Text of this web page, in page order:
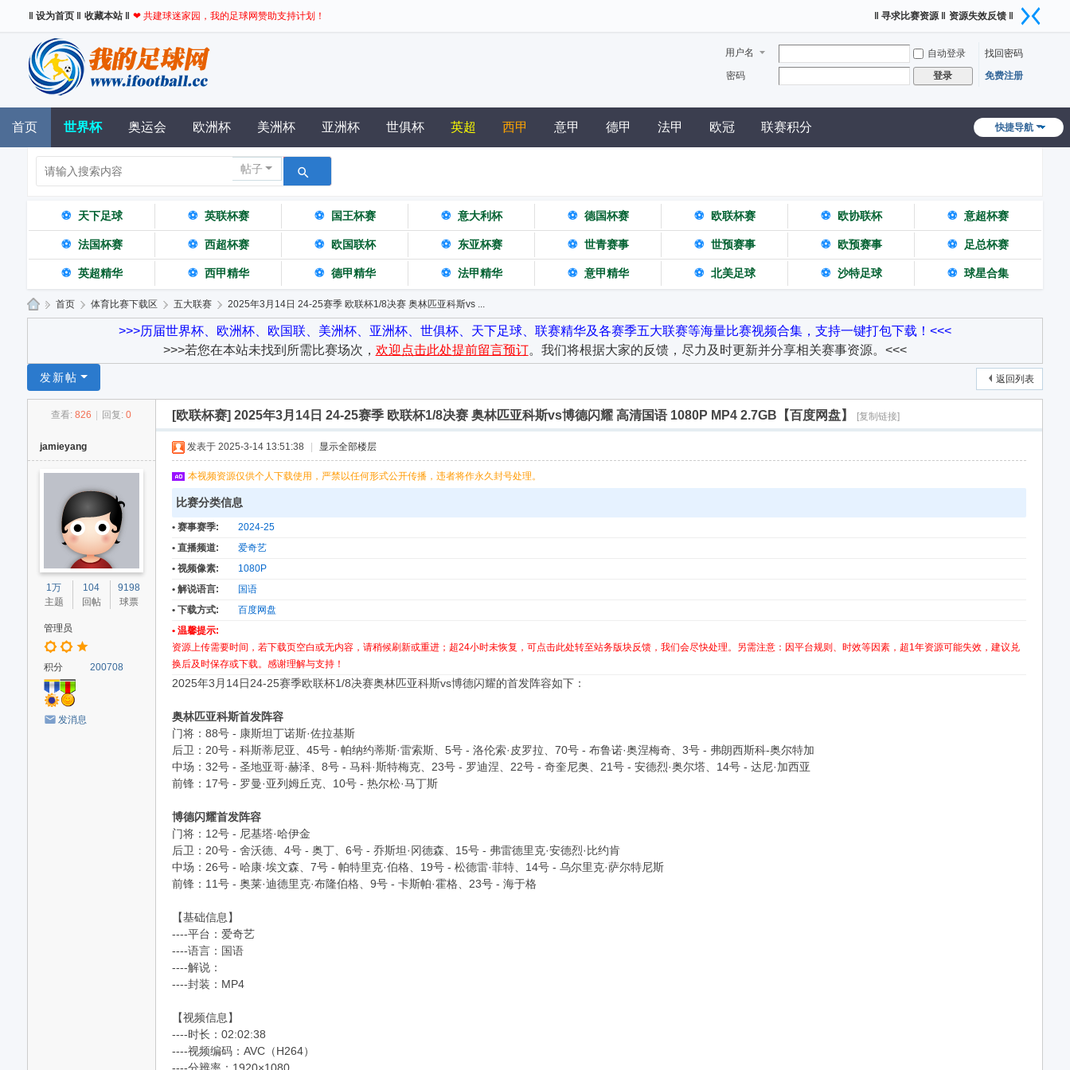
‖ 设为首页 ‖ 收藏本站 ‖ ❤ 共建球迷家园，我的足球网赞助支持计划！ ‖ 寻求比赛资源 ‖ 资源失效反馈 ‖
用户名 自动登录
找回密码
密码
登录 免费注册
快捷导航
首页 世界杯 奥运会 欧洲杯 美洲杯 亚洲杯 世俱杯 英超 西甲 意甲 德甲 法甲 欧冠 联赛积分
帖子
⚽ 天下足球 ⚽ 英联杯赛 ⚽ 国王杯赛 ⚽ 意大利杯 ⚽ 德国杯赛 ⚽ 欧联杯赛 ⚽ 欧协联杯 ⚽ 意超杯赛
⚽ 法国杯赛 ⚽ 西超杯赛 ⚽ 欧国联杯 ⚽ 东亚杯赛 ⚽ 世青赛事 ⚽ 世预赛事 ⚽ 欧预赛事 ⚽ 足总杯赛
⚽ 英超精华 ⚽ 西甲精华 ⚽ 德甲精华 ⚽ 法甲精华 ⚽ 意甲精华 ⚽ 北美足球 ⚽ 沙特足球 ⚽ 球星合集
球
» 首页 › 体育比赛下载区 › 五大联赛 › 2025年3月14日 24-25赛季 欧联杯1/8决赛 奥林匹亚科斯vs ...
>>>历届世界杯、欧洲杯、欧国联、美洲杯、亚洲杯、世俱杯、天下足球、联赛精华及各赛季五大联赛等海量比赛视频合集，支持一键打包下载！<<<
>>>若您在本站未找到所需比赛场次， 欢迎点击此处提前留言预订。我们将根据大家的反馈，尽力及时更新并分享相关赛事资源。<<<
返回列表
发新帖
查看: 826 回复: 0 [欧联杯赛] 2025年3月14日 24-25赛季 欧联杯1/8决赛 奥林匹亚科斯vs博德闪耀 高清国语 1080P MP4 2.7GB【百度网盘】 [复制链接]
jamieyang
1万
主题
104
回帖
9198
球票
管理员
积分 200708
发消息
发表于 2025-3-14 13:51:38 显示全部楼层
本视频资源仅供个人下载使用，严禁以任何形式公开传播，违者将作永久封号处理。
比赛分类信息
• 赛事赛季:
2024-25
• 直播频道:
爱奇艺
• 视频像素:
1080P
• 解说语言:
国语
• 下载方式:
百度网盘
• 温馨提示:
资源上传需要时间，若下载页空白或无内容，请稍候刷新或重进；超24小时未恢复，可点击此处转至站务版块反馈，我们会尽快处理。另需注意：因平台规则、时效等因素，超1年资源可能失效，建议兑
换后及时保存或下载。感谢理解与支持！
‌2025年3月14日24-25赛季欧联杯1/8决赛奥林匹亚科斯vs博德闪耀的首发阵容如下‌：
奥林匹亚科斯首发阵容
‌门将‌：88号 - 康斯坦丁诺斯·佐拉基斯
‌后卫‌：20号 - 科斯蒂尼亚、45号 - 帕纳约蒂斯·雷索斯、5号 - 洛伦索·皮罗拉、70号 - 布鲁诺·奥涅梅奇、3号 - 弗朗西斯科-奥尔特加
‌中场‌：32号 - 圣地亚哥·赫泽、8号 - 马科·斯特梅克、23号 - 罗迪涅、22号 - 奇奎尼奥、21号 - 安德烈·奥尔塔、14号 - 达尼·加西亚
‌前锋‌：17号 - 罗曼·亚列姆丘克、10号 - 热尔松·马丁斯‌
博德闪耀首发阵容
‌门将‌：12号 - 尼基塔·哈伊金
‌后卫‌：20号 - 舍沃德、4号 - 奥丁、6号 - 乔斯坦·冈德森、15号 - 弗雷德里克·安德烈·比约肯
‌中场‌：26号 - 哈康·埃文森、7号 - 帕特里克·伯格、19号 - 松德雷·菲特、14号 - 乌尔里克·萨尔特尼斯
‌前锋‌：11号 - 奥莱·迪德里克·布隆伯格、9号 - 卡斯帕·霍格、23号 - 海于格‌
【基础信息】
----平台：爱奇艺
----语言：国语
----解说：
----封装：MP4
【视频信息】
----时长：02:02:38
----视频编码：AVC（H264）